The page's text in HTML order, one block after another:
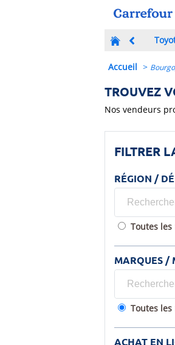
Accueil >
TROUVEZ
Nos vendeurs
FILTRER
RÉGION /
Toutes
MARQUES /
Toutes
ACHAT EN